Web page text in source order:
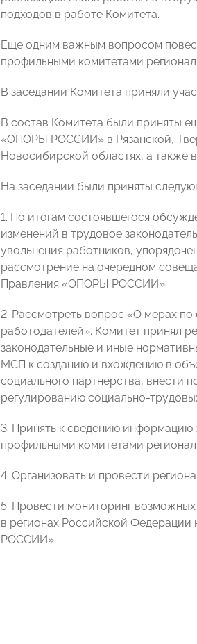
подходов в работе Комитета.
Еще одним важным вопросом
профильными комитетами
В заседании Комитета приняли
В состав Комитета были приняты
«ОПОРЫ РОССИИ» в Рязанской,
Новосибирской областях, а также
На заседании были приняты
1. По итогам состоявшегося
изменений в трудовое
увольнения работников,
рассмотрение на очередном
Правления «ОПОРЫ РОССИИ»
2. Рассмотреть вопрос «О мерах
работодателей». Комитет принял
законодательные и иные
МСП к созданию и вхождению в
социального партнерства, внести
регулированию социально-
3. Принять к сведению информацию
профильными комитетами
4. Организовать и провести
5. Провести мониторинг
в регионах Российской
РОССИИ».